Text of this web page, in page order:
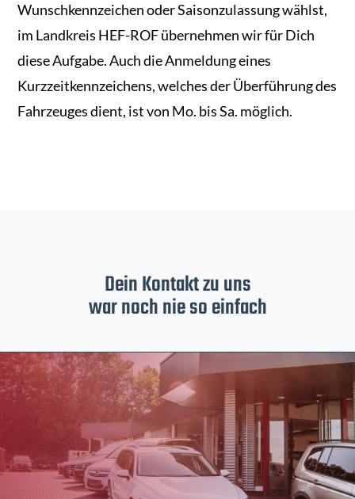
Wunschkennzeichen oder Saisonzulassung wählst,
im Landkreis HEF-ROF übernehmen wir für Dich
diese Aufgabe. Auch die Anmeldung eines
Kurzzeitkennzeichens, welches der Überführung des
Fahrzeuges dient, ist von Mo. bis Sa. möglich.
Dein Kontakt zu uns
war noch nie so einfach